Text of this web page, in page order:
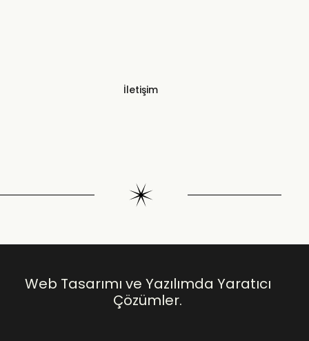
İletişim
Web Tasarımı ve Yazılımda Yaratıcı
Çözümler.